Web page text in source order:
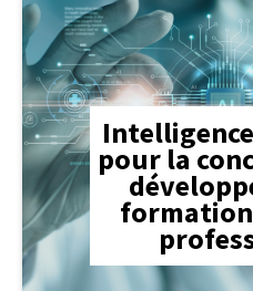
pour la
formation